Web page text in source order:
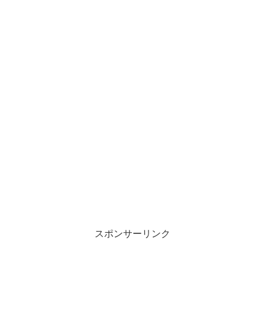
スポンサーリンク